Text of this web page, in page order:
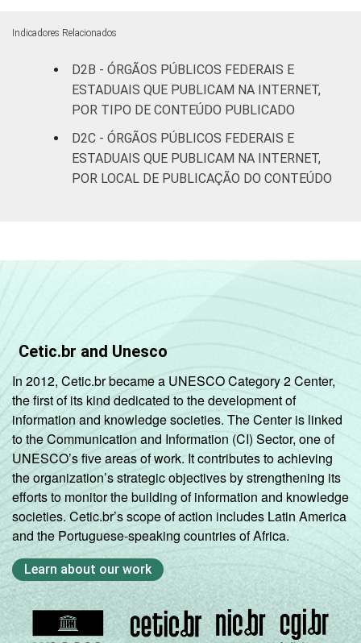
Não
57
Estudos para o Desenvolvimento da
Sociedade da Informação (Cetic.br),
Pesquisa sobre o uso das tecnologias de
Indicadores Relacionados
D2B - ÓRGÃOS PÚBLICOS FEDERAIS E
ESTADUAIS QUE PUBLICAM NA INTERNET,
POR TIPO DE CONTEÚDO PUBLICADO
D2C - ÓRGÃOS PÚBLICOS FEDERAIS E
ESTADUAIS QUE PUBLICAM NA INTERNET,
POR LOCAL DE PUBLICAÇÃO DO CONTEÚDO
Cetic.br and Unesco
In 2012, Cetic.br became a UNESCO Category 2 Center,
the first of its kind dedicated to the development of
information and knowledge societies. The Center is linked
to the Communication and Information (CI) Sector, one of
UNESCO’s five areas of work. It contributes to achieving
the organization’s strategic objectives by strengthening its
efforts to monitor the building of information and knowledge
societies. Cetic.br’s scope of action includes Latin America
and the Portuguese-speaking countries of Africa.
Learn about our work